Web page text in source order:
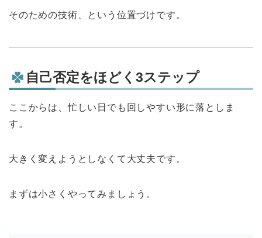
そのための技術、という位置づけです。
自己否定をほどく3ステップ
ここからは、忙しい日でも回しやすい形に落としま
す。
大きく変えようとしなくて大丈夫です。
まずは小さくやってみましょう。